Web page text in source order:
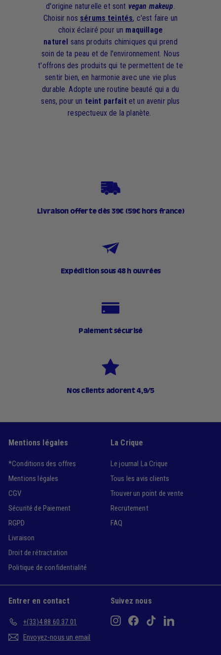
d'origine naturelle et sont vegan makeup.
Choisir nos sérums teintés, c'est faire un
choix éclairé pour un maquillage
naturel sans produits chimiques qui prend
soin de ta peau et de l'environnement. Nous
t'offrons des produits qui te permettent de te
sentir bien, en harmonie avec une vie plus
durable. Adopte une routine beauté qui a du
sens, pour un teint parfaitet un avenir plus
respectueux de la planète.
Livraison offerte dès 39€ (59€ hors france)
Expédition sous 48 h ouvrées
Paiement sécurisé
Nos clients adorent 4,9/5
Mentions légales
*Conditions des offres
Mentions légales
CGV
Sécurité de Paiement
RGPD
Livraison
Droit de rétractation
Politique de confidentialité
La Crique
Le journal La Crique
Tous les avis clients
Trouver un point de vente
Recrutement
FAQ
Entrer en contact
+(33)4 88 60 37 01
Envoyez-nous un email
Suivez nous
InstagramFacebookTikTokLinkedIn